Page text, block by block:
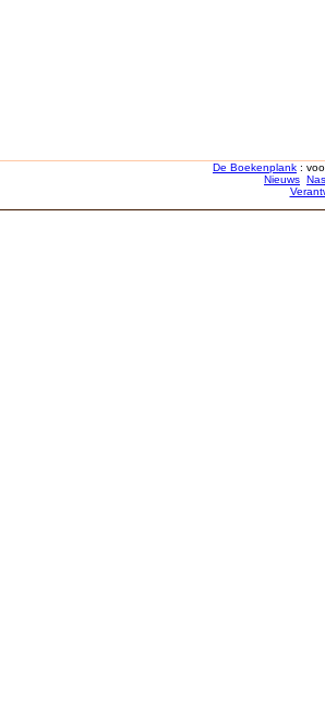
De Boekenplank :
Nieuws